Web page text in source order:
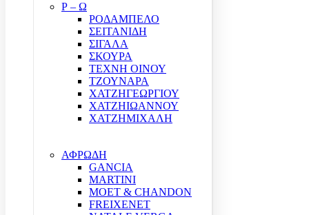
Ρ – Ω
ΡΟΔΑΜΠΕΛΟ
ΣΕΙΤΑΝΙΔΗ
ΣΙΓΑΛΑ
ΣΚΟΥΡΑ
ΤΕΧΝΗ ΟΙΝΟΥ
ΤΖΟΥΝΑΡΑ
ΧΑΤΖΗΓΕΩΡΓΙΟΥ
ΧΑΤΖΗΙΩΑΝΝΟΥ
ΧΑΤΖΗΜΙΧΑΛΗ
ΑΦΡΩΔΗ
GANCIA
MARTINI
MOET & CHANDON
FREIXENET